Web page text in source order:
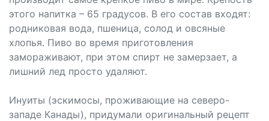
этого напитка – 65 градусов. В его состав входят:
родниковая вода, пшеница, солод и овсяные
хлопья. Пиво во время приготовления
замораживают, при этом спирт не замерзает, а
лишний лед просто удаляют.
Инуиты (эскимосы, проживающие на северо-
западе Канады), придумали оригинальный рецепт